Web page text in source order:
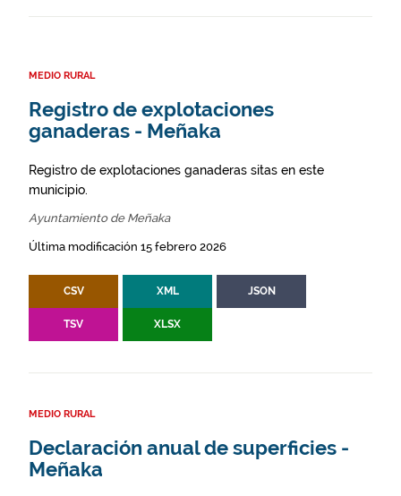
MEDIO RURAL
Registro de explotaciones
ganaderas - Meñaka
Registro de explotaciones ganaderas sitas en este
municipio.
Ayuntamiento de Meñaka
Última modificación 15 febrero 2026
CSV XML JSON
TSV XLSX
MEDIO RURAL
Declaración anual de superficies -
Meñaka